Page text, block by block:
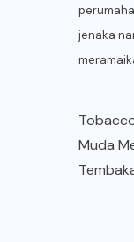
jenaka
Muda